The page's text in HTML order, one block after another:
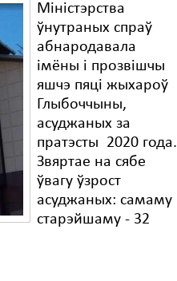
Міністэрства
ўнутраных спраў
абнародавала
імёны і прозвішчы
яшчэ пяці жыхароў
Глыбоччыны,
асуджаных за
пратэсты 2020 года.
Звяртае на сябе
ўвагу ўзрост
асуджаных: самаму
старэйшаму - 32